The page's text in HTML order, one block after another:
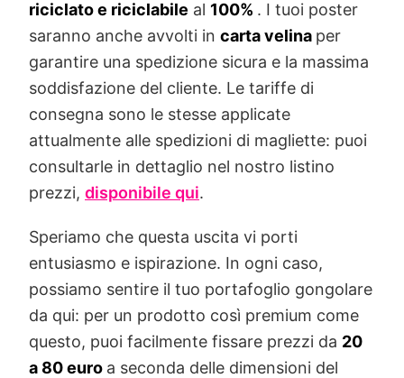
riciclato e riciclabile al 100% . I tuoi poster
saranno anche avvolti in carta velina per
garantire una spedizione sicura e la massima
soddisfazione del cliente. Le tariffe di
consegna sono le stesse applicate
attualmente alle spedizioni di magliette: puoi
consultarle in dettaglio nel nostro listino
prezzi, disponibile qui.
Speriamo che questa uscita vi porti
entusiasmo e ispirazione. In ogni caso,
possiamo sentire il tuo portafoglio gongolare
da qui: per un prodotto così premium come
questo, puoi facilmente fissare prezzi da 20
a 80 euro a seconda delle dimensioni del